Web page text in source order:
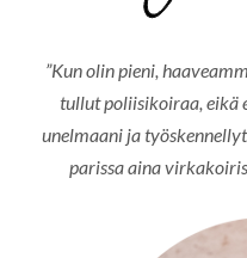
”Kun olin pieni,
tullut poliisikoiraa, eikä
unelmaani ja
parissa aina